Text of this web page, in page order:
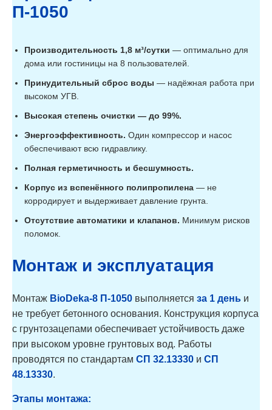
BioDeka-6
С-1300
1800
6 1,2
1800/
BioDeka-6
6 1,2
BioDeka-8 С-800
8 1,6
800/
BioDeka-8 П-800
1050
П-1050
BioDeka-8 C-
1300
8
BioDeka-8
П-1300
8 1,6
BioDeka-8 C-
1800
8 1,6
BioDeka-8
8 1,6
BioDeka-10 C-
800
10 2
BioDeka-15 C-
800
15 3
П-1050
Производительность 1,8 м³/сутки — оптимально для
дома или гостиницы на 8 пользователей.
Принудительный сброс воды — надёжная работа при
высоком УГВ.
Высокая степень очистки — до 99%.
Энергоэффективность. Один компрессор и насос
обеспечивают всю гидравлику.
Полная герметичность и бесшумность.
Корпус из вспенённого полипропилена — не
корродирует и выдерживает давление грунта.
Отсутствие автоматики и клапанов. Минимум рисков
поломок.
Монтаж и эксплуатация
Монтаж BioDeka-8 П-1050 выполняется за 1 день и
не требует бетонного основания. Конструкция корпуса
с грунтозацепами обеспечивает устойчивость даже
при высоком уровне грунтовых вод. Работы
проводятся по стандартам СП 32.13330 и СП
48.13330.
Этапы монтажа: